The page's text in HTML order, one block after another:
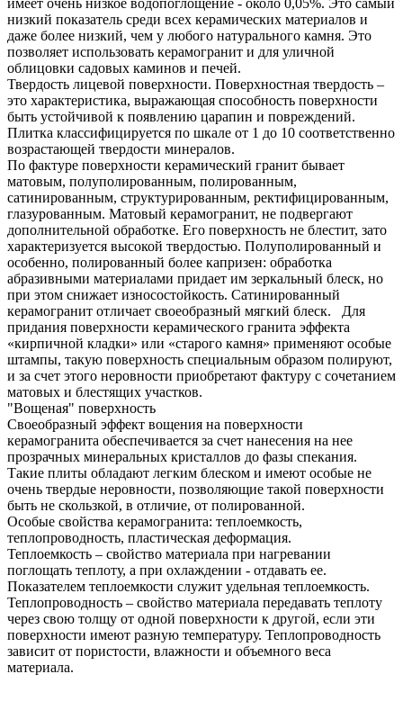
низкий показатель среди всех керамических материалов и
даже более низкий, чем у любого натурального камня. Это
позволяет использовать керамогранит и для уличной
облицовки садовых каминов и печей.
Твердость лицевой поверхности. Поверхностная твердость –
это характеристика, выражающая способность поверхности
быть устойчивой к появлению царапин и повреждений.
Плитка классифицируется по шкале от 1 до 10 соответственно
возрастающей твердости минералов.
По фактуре поверхности керамический гранит бывает
матовым, полуполированным, полированным,
сатинированным, структурированным, ректифицированным,
глазурованным. Матовый керамогранит, не подвергают
дополнительной обработке. Его поверхность не блестит, зато
характеризуется высокой твердостью. Полуполированный и
особенно, полированный более капризен: обработка
абразивными материалами придает им зеркальный блеск, но
при этом снижает износостойкость. Сатинированный
керамогранит отличает своеобразный мягкий блеск. Для
придания поверхности керамического гранита эффекта
«кирпичной кладки» или «старого камня» применяют особые
штампы, такую поверхность специальным образом полируют,
и за счет этого неровности приобретают фактуру с сочетанием
матовых и блестящих участков.
"Вощеная" поверхность
Своеобразный эффект вощения на поверхности
керамогранита обеспечивается за счет нанесения на нее
прозрачных минеральных кристаллов до фазы спекания.
Такие плиты обладают легким блеском и имеют особые не
очень твердые неровности, позволяющие такой поверхности
быть не скользкой, в отличие, от полированной.
Особые свойства керамогранита: теплоемкость,
теплопроводность, пластическая деформация.
Теплоемкость – свойство материала при нагревании
поглощать теплоту, а при охлаждении - отдавать ее.
Показателем теплоемкости служит удельная теплоемкость.
Теплопроводность – свойство материала передавать теплоту
через свою толщу от одной поверхности к другой, если эти
поверхности имеют разную температуру. Теплопроводность
зависит от пористости, влажности и объемного веса
материала.